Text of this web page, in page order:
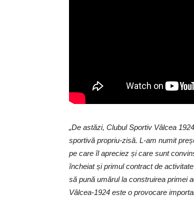
„De astăzi, Clubul Sportiv Vâlcea
sportivă propriu-zisă. L-am numit
pe care îl apreciez și care sunt
încheiat și primul contract de
să pună umărul la construirea primei
Vâlcea-1924 este o provocare